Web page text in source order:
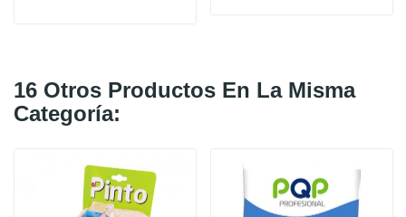
16 Otros Productos En La Misma
Categoría: